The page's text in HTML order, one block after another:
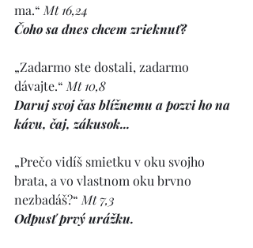
ma.“ Mt 16,24
Čoho sa dnes chcem zrieknuť?
„Zadarmo ste dostali, zadarmo
dávajte.“ Mt 10,8
Daruj svoj čas blížnemu a pozvi ho na
kávu, čaj, zákusok...
„Prečo vidíš smietku v oku svojho
brata, a vo vlastnom oku brvno
nezbadáš?“ Mt 7,3
Odpusť prvý urážku.